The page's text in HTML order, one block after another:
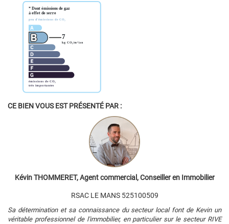
CE BIEN VOUS EST PRÉSENTÉ PAR :
Kévin THOMMERET, Agent commercial, Conseiller en Immobilier
RSAC LE MANS 525100509
Sa détermination et sa connaissance du secteur local font de Kevin un
véritable professionnel de l'immobilier, en particulier sur le secteur RIVE